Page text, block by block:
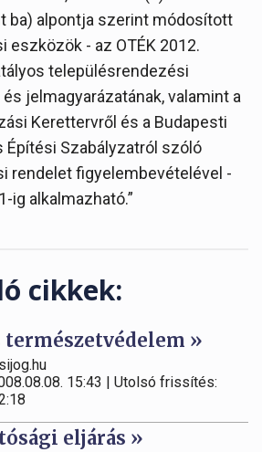
ba) alpontja szerint módosított
- az OTÉK 2012.
településrendezési
jelmagyarázatának, valamint a
Kerettervről és a Budapesti
Építési Szabályzatról szóló
rendelet figyelembevételével -
ig alkalmazható.”
cikkek:
»
15:43 | Utolsó frissítés:
eljárás »